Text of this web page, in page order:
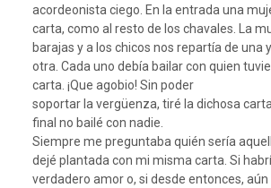
acordeonista ciego. En la entrada una
carta, como al resto de los chavales. La
barajas y a los chicos nos repartía de una
otra. Cada uno debía bailar con quien
carta. ¡Que agobio! Sin poder
soportar la vergüenza, tiré la dichosa
final no bailé con nadie.
Siempre me preguntaba quién sería
dejé plantada con mi misma carta. Si
verdadero amor o, si desde entonces,